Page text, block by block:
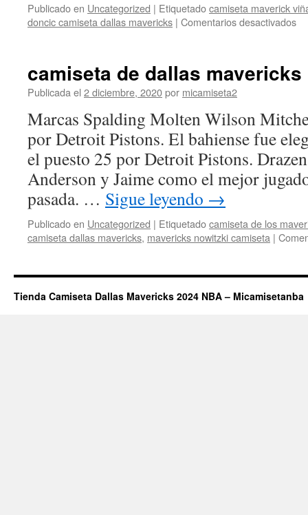
Publicado en Uncategorized | Etiquetadocamiseta maverick
doncic camiseta dallas mavericks | Comentarios desactivadosen
camiseta de dallas mavericks
Publicada el 2 diciembre, 2020por micamiseta2
Marcas Spalding Molten Wilson
por Detroit Pistons. El bahiense fue
el puesto 25 por Detroit Pistons.
Anderson y Jaime como el mejor
pasada. … Sigue leyendo →
Publicado en Uncategorized | Etiquetadocamiseta de los
camiseta dallas mavericks, mavericks nowitzki camiseta |
Tienda Camiseta Dallas Mavericks 2024 NBA – Micamisetanba